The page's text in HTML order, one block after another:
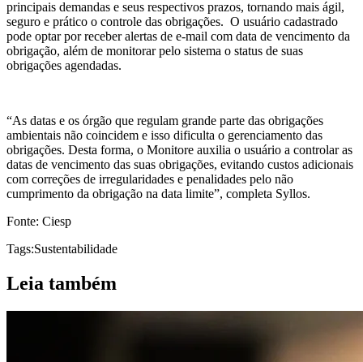
principais demandas e seus respectivos prazos, tornando mais ágil,
seguro e prático o controle das obrigações. O usuário cadastrado
pode optar por receber alertas de e-mail com data de vencimento da
obrigação, além de monitorar pelo sistema o status de suas
obrigações agendadas.
“As datas e os órgão que regulam grande parte das obrigações
ambientais não coincidem e isso dificulta o gerenciamento das
obrigações. Desta forma, o Monitore auxilia o usuário a controlar as
datas de vencimento das suas obrigações, evitando custos adicionais
com correções de irregularidades e penalidades pelo não
cumprimento da obrigação na data limite”, completa Syllos.
Fonte: Ciesp
Tags:Sustentabilidade
Leia também